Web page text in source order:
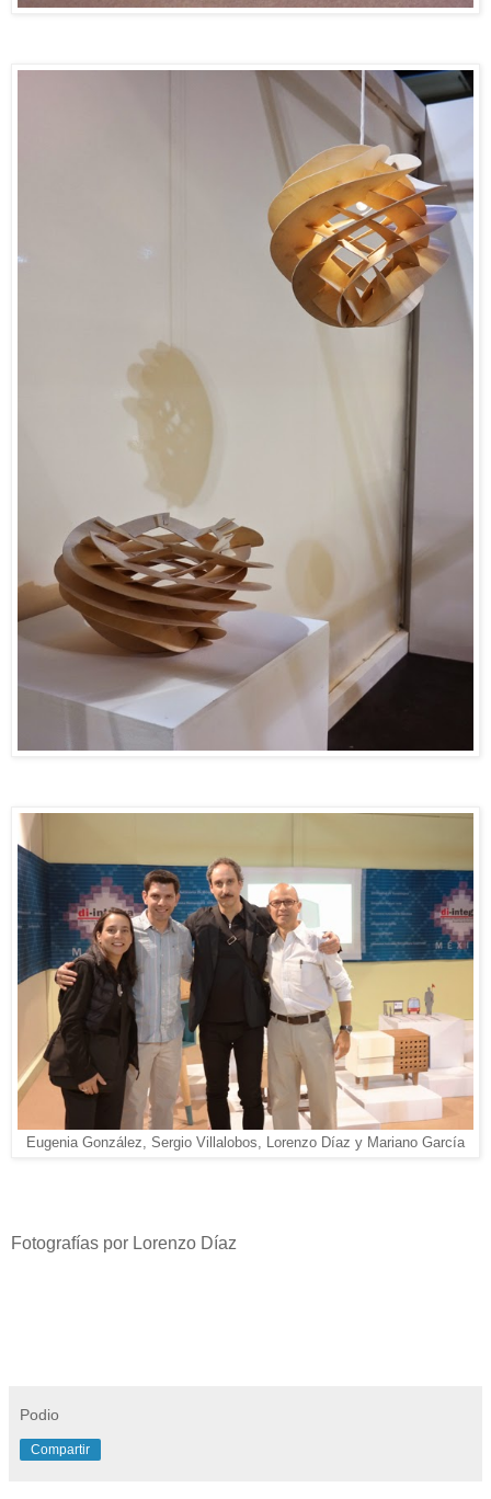
Eugenia González, Sergio Villalobos, Lorenzo Díaz y Mariano García
Fotografías por Lorenzo Díaz
Podio
Compartir